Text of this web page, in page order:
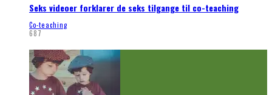
Seks videoer forklarer de seks tilgange til co-teaching
Co-teaching
687